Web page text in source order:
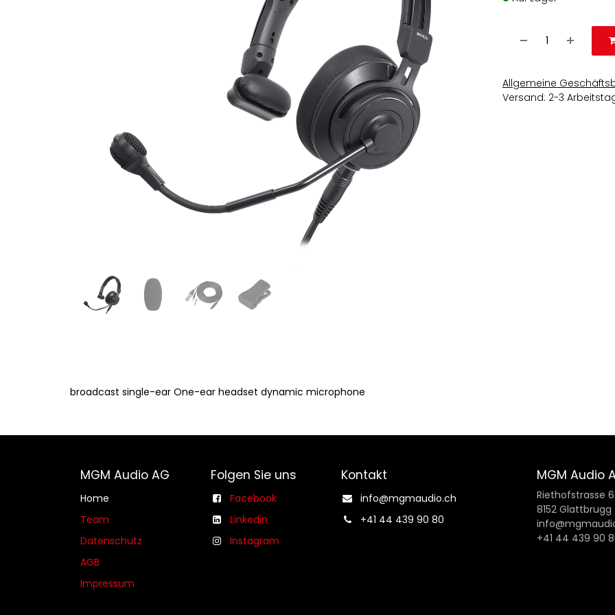
Allgemeine
Versand: 2-3
broadcast single-ear One-ear headset dynamic microphone
MGM Audio AG
Home
Team
Datenschutz
AGB​​
Impressum
Folgen Sie uns
Facebook
Linkedin
Instagram
Kontakt
info@mgmaudio.ch​
+41 44 439 90 80
MGM Audio
Riethofstrasse 6
8152 Glattbrugg
+41 44 439 90